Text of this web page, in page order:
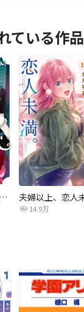
ている作品
オーバーロード 不死者のOh!
14.9万